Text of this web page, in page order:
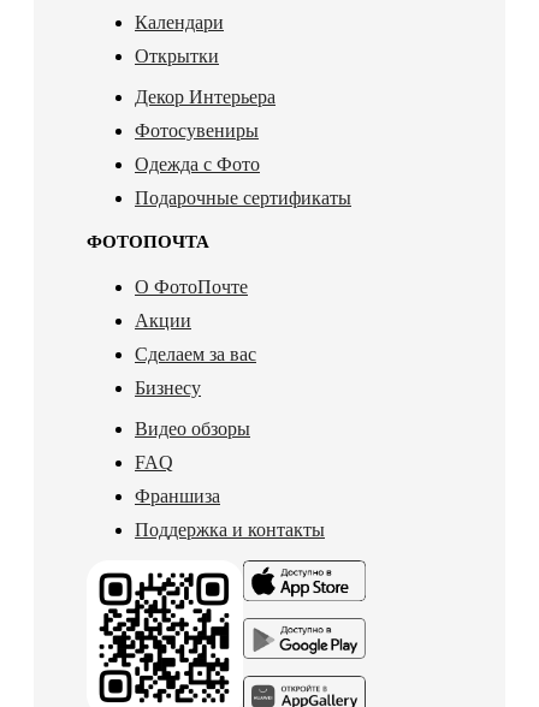
Календари
Открытки
Декор Интерьера
Фотосувениры
Одежда с Фото
Подарочные сертификаты
ФОТОПОЧТА
О ФотоПочте
Акции
Сделаем за вас
Бизнесу
Видео обзоры
FAQ
Франшиза
Поддержка и контакты